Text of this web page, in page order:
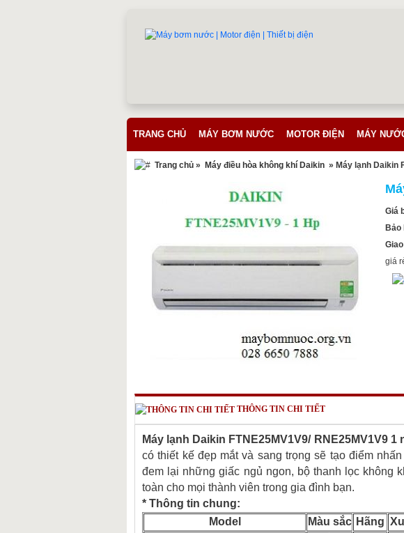
TRANG CHỦ MÁY BƠM NƯỚC MOTOR ĐIỆN MÁY
Trang chủ » Máy điều hòa không khí Daikin » Máy lạnh Daikin
Giá
Bảo
giá
THÔNG TIN CHI TIẾT
Máy lạnh Daikin FTNE25MV1V9/ RNE25MV1V9​ 1
có thiết kế đẹp mắt và sang trọng sẽ tạo điểm
đem lại những giấc ngủ ngon, bộ thanh lọc không
toàn cho mọi thành viên trong gia đình bạn.
* Thông tin chung:
Model
Màu sắc Hãng